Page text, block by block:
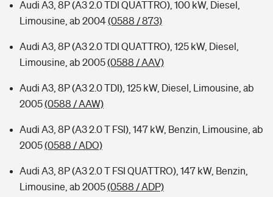
Audi A3, 8P (A3 2.0 TDI QUATTRO), 100 kW, Diesel,
Limousine, ab 2004(0588 / 873)
Audi A3, 8P (A3 2.0 TDI QUATTRO), 125 kW, Diesel,
Limousine, ab 2005(0588 / AAV)
Audi A3, 8P (A3 2.0 TDI), 125 kW, Diesel, Limousine, ab
2005(0588 / AAW)
Audi A3, 8P (A3 2.0 T FSI), 147 kW, Benzin, Limousine, ab
2005(0588 / ADO)
Audi A3, 8P (A3 2.0 T FSI QUATTRO), 147 kW, Benzin,
Limousine, ab 2005(0588 / ADP)